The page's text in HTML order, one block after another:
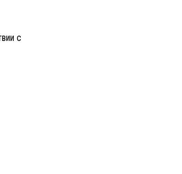
с